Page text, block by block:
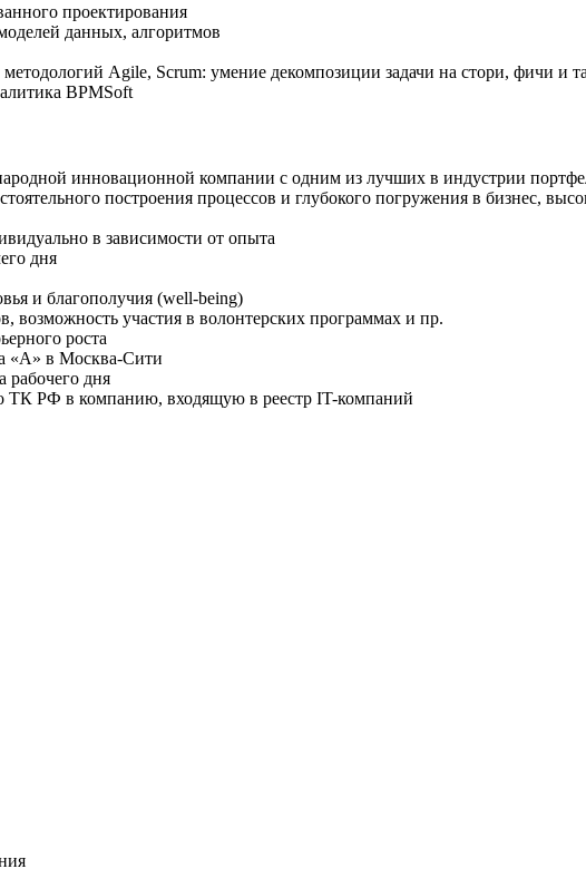
проектирования
данных, алгоритмов
Agile, Scrum: умение декомпозиции задачи на стори, фичи и
BPMSoft
инновационной компании с одним из лучших в индустрии
построения процессов и глубокого погружения в бизнес,
в зависимости от опыта
дня
и благополучия (well-being)
возможность участия в волонтерских программах и пр.
роста
«А» в Москва-Сити
рабочего дня
ТК РФ в компанию, входящую в реестр IT-компаний